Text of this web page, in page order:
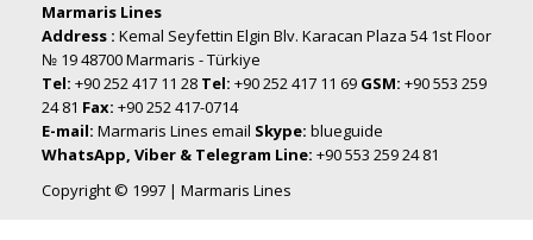
Marmaris Lines
Address : Kemal Seyfettin Elgin Blv. Karacan Plaza 54 1st Floor
№ 19 48700 Marmaris - Türkiye
Tel: +90 252 417 11 28 Tel: +90 252 417 11 69 GSM: +90 553 259
24 81 Fax: +90 252 417-0714
E-mail: Marmaris Lines email Skype: blueguide
WhatsApp, Viber & Telegram Line: +90 553 259 24 81
Copyright © 1997 | Marmaris Lines